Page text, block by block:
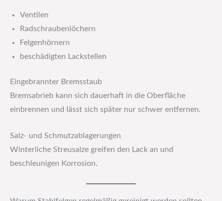
Ventilen
Radschraubenlöchern
Felgenhörnern
beschädigten Lackstellen
Eingebrannter Bremsstaub
Bremsabrieb kann sich dauerhaft in die Oberfläche
einbrennen und lässt sich später nur schwer entfernen.
Salz- und Schmutzablagerungen
Winterliche Streusalze greifen den Lack an und
beschleunigen Korrosion.